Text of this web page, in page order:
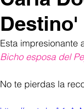
Destino'
Esta impresionante
Bicho esposa del
No te pierdas la